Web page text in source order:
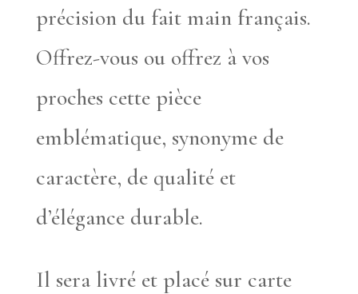
précision du fait main français.
Offrez-vous ou offrez à vos
proches cette pièce
emblématique, synonyme de
caractère, de qualité et
d’élégance durable.
Il sera livré et placé sur carte